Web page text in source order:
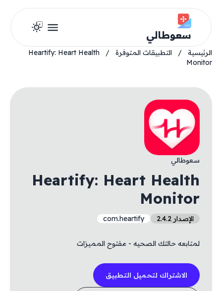
سعوطالي
الرئيسية / التطبيقات المتوفرة /
Heartify: Heart Health
Monitor
سعوطالي
Heartify: Heart Health
Monitor
الإصدار 2.4.2 com.heartify
لمتابعه حالتك الصحيه - مفتوح المميزات
الاشتراك لتحميل التطبيق